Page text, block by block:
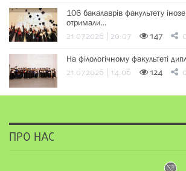
106 бакалаврів факультету
отримали…
21.07.2026 | 20:07 147 0
На філологічному факультеті
21.07.2026 | 14:06 124 0
ПРО НАС